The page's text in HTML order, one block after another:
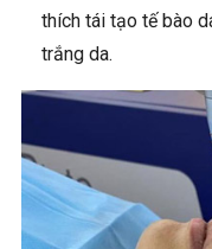
thích tái tạo tế bào
trắng da.